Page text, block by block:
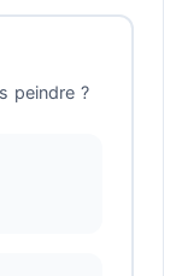
peindre ?